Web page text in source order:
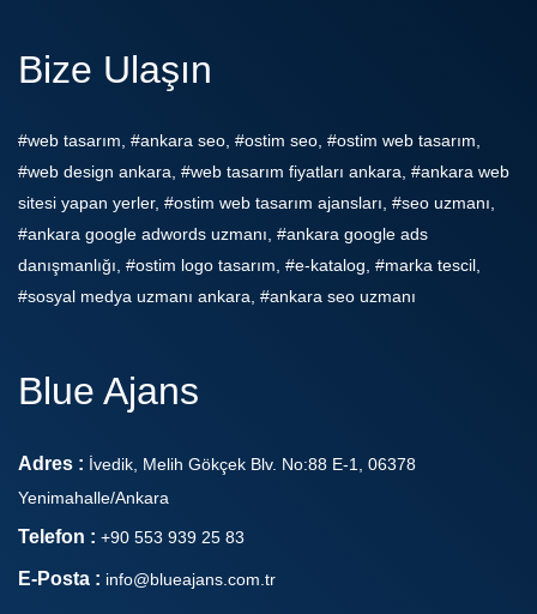
Bize Ulaşın
#web tasarım, #ankara seo, #ostim seo, #ostim web tasarım,
#web design ankara, #web tasarım fiyatları ankara, #ankara web
sitesi yapan yerler, #ostim web tasarım ajansları, #seo uzmanı,
#ankara google adwords uzmanı, #ankara google ads
danışmanlığı, #ostim logo tasarım, #e-katalog, #marka tescil,
#sosyal medya uzmanı ankara, #ankara seo uzmanı
Blue Ajans
Adres : İvedik, Melih Gökçek Blv. No:88 E-1, 06378
Yenimahalle/Ankara
Telefon : +90 553 939 25 83
E-Posta : info@blueajans.com.tr